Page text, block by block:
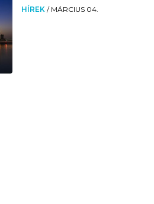
HÍREK / MÁRCIUS 04.